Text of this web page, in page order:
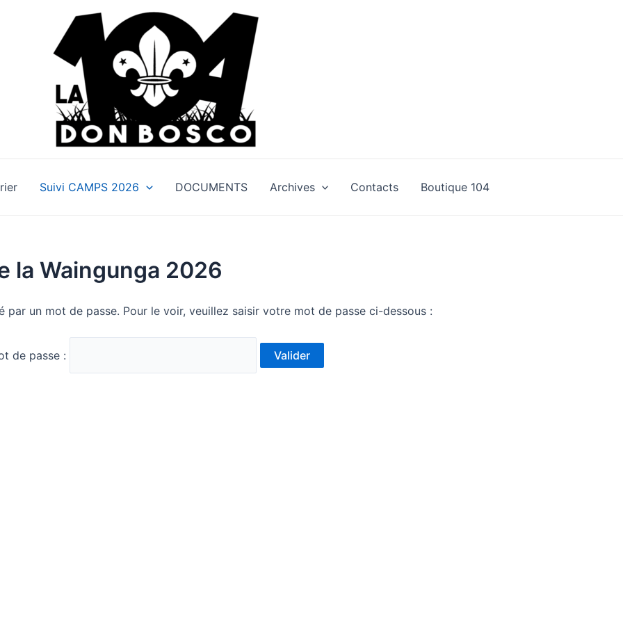
Suivi CAMPS 2026 DOCUMENTS Archives Contacts Boutique 104
la Waingunga 2026
par un mot de passe. Pour le voir, veuillez saisir votre mot de passe ci-dessous :
de passe :